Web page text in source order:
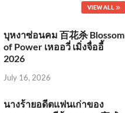
VIEW ALL
บุหงาซ่อนคม 百花杀 Blossom
of Power เหออวี่ เมิ่งจื่ออี้
2026
July 16, 2026
นางร้ายอดีตแฟนเก่าของ